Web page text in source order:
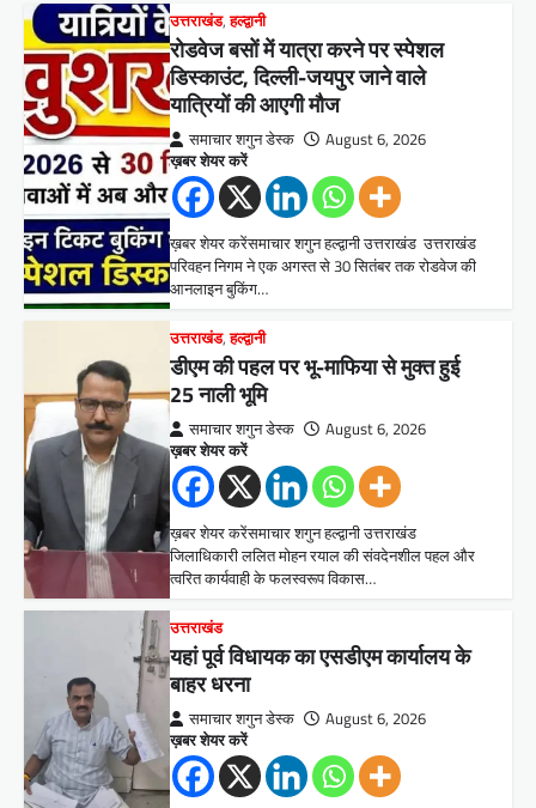
उत्तराखंड,हल्द्वानी
रोडवेज बसों में यात्रा करने पर स्पेशल
डिस्काउंट, दिल्ली-जयपुर जाने वाले
यात्रियों की आएगी मौज
समाचार शगुन डेस्क August 6, 2026
ख़बर शेयर करें
ख़बर शेयर करेंसमाचार शगुन हल्द्वानी उत्तराखंड उत्तराखंड
परिवहन निगम ने एक अगस्त से 30 सितंबर तक रोडवेज की
आनलाइन बुकिंग…
उत्तराखंड,हल्द्वानी
डीएम की पहल पर भू-माफिया से मुक्त हुई
25 नाली भूमि
समाचार शगुन डेस्क August 6, 2026
ख़बर शेयर करें
ख़बर शेयर करेंसमाचार शगुन हल्द्वानी उत्तराखंड
जिलाधिकारी ललित मोहन रयाल की संवदेनशील पहल और
त्वरित कार्यवाही के फलस्वरूप विकास…
उत्तराखंड
यहां पूर्व विधायक का एसडीएम कार्यालय के
बाहर धरना
समाचार शगुन डेस्क August 6, 2026
ख़बर शेयर करें